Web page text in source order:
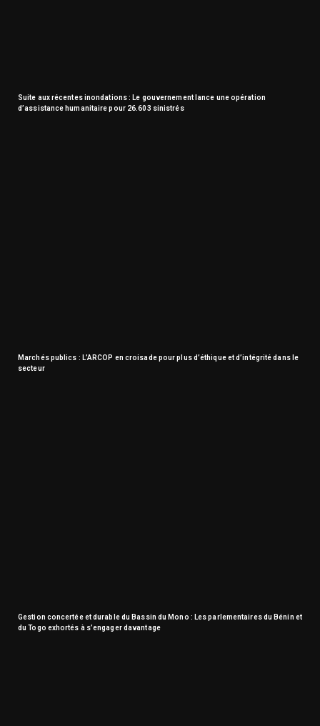
Suite aux récentes inondations : Le gouvernement lance une opération
d’assistance humanitaire pour 26.603 sinistrés
Marchés publics : L’ARCOP en croisade pour plus d’éthique et d’intégrité dans le
secteur
Gestion concertée et durable du Bassin du Mono : Les parlementaires du Bénin et
du Togo exhortés à s’engager davantage